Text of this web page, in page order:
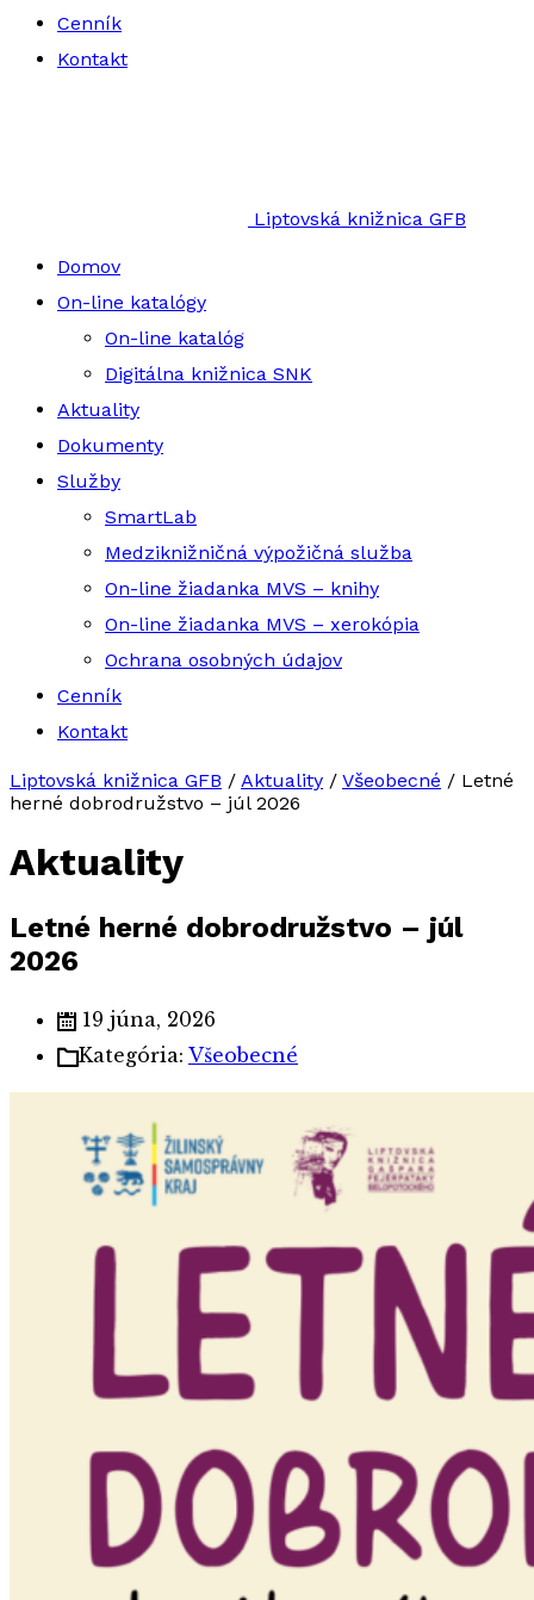
Cenník
Kontakt
Liptovská knižnica GFB
Domov
On-line katalógy
On-line katalóg
Digitálna knižnica SNK
Aktuality
Dokumenty
Služby
SmartLab
Medziknižničná výpožičná služba
On-line žiadanka MVS – knihy
On-line žiadanka MVS – xerokópia
Ochrana osobných údajov
Cenník
Kontakt
Liptovská knižnica GFB / Aktuality / Všeobecné / Letné
herné dobrodružstvo – júl 2026
Aktuality
Letné herné dobrodružstvo – júl
2026
19 júna, 2026
Kategória: Všeobecné